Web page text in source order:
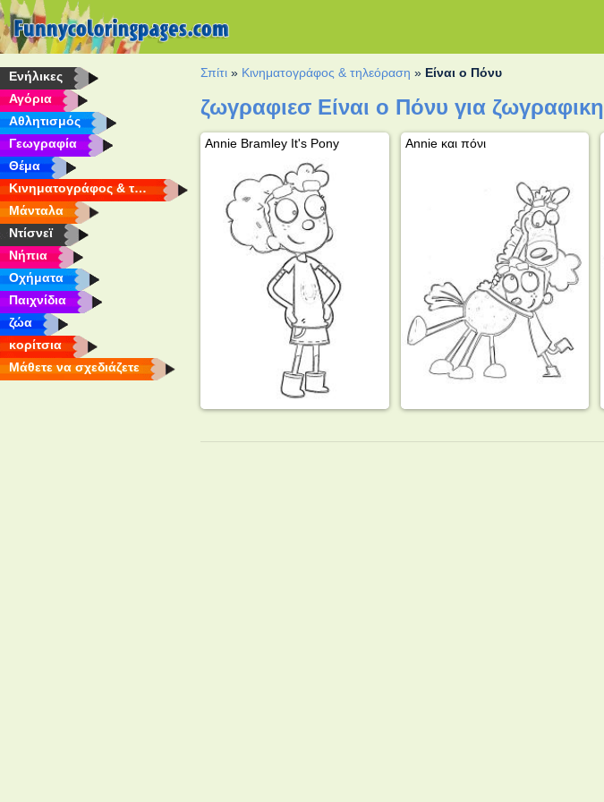
Eνήλικες
Αγόρια
Αθλητισμός
Γεωγραφία
Θέμα
Κινηματογράφος & τηλεόραση
Μάνταλα
Ντίσνεϊ
Νήπια
Οχήματα
Παιχνίδια
ζώα
κορίτσια
Μάθετε να σχεδιάζετε
Σπίτι » Κινηματογράφος & τηλεόραση » Είναι ο Πόνυ
ζωγραφιεσ Είναι ο Πόνυ για ζωγραφικη
Annie Bramley It's Pony Annie και πόνι